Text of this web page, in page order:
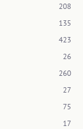
208
135
423
26
260
27
75
17